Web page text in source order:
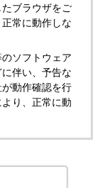
ブラウザをご
常に動作しな
ソフトウェア
伴い、予告な
動作確認を行
り、正常に動